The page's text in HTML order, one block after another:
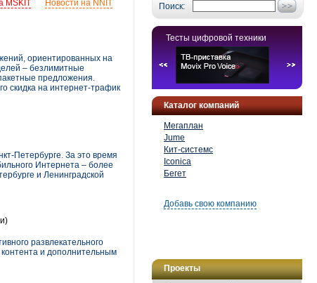
Поиск:
Тесты цифровой техники
Каталог компаний
Мегаплан
Jume
Кит-системс
Iconica
Бегет
Добавь свою компанию
Проекты
Новости на NNIT
MSKIT
ориентированных на
– безлимитные
предложения.
скидка на интернет-трафик
Петербурге. За это время
Интернета – более
и Ленинградской
развлекательного
и дополнительным